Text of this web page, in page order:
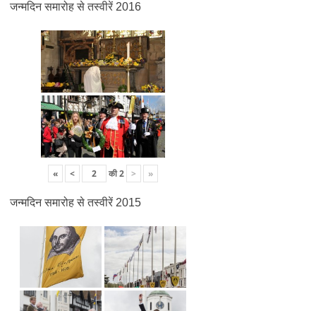
जन्मदिन समारोह से तस्वीरें 2016
« < की2 > »
जन्मदिन समारोह से तस्वीरें 2015